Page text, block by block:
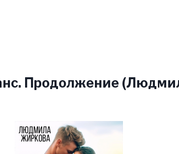
Продолжение